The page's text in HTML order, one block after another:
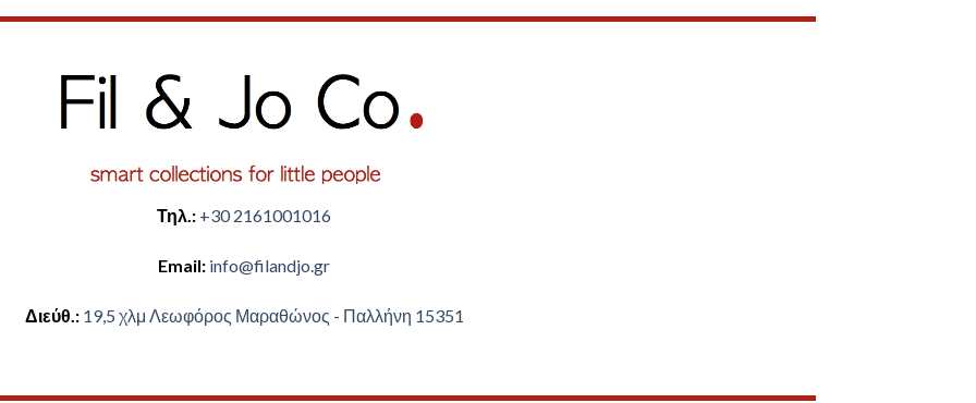
Τηλ.: +30 2161001016
Email: ​info@filandjo.gr
Διεύθ.: ​​19,5 χλμ Λεωφόρος Μαραθώνος - ​​Παλλήνη 15351